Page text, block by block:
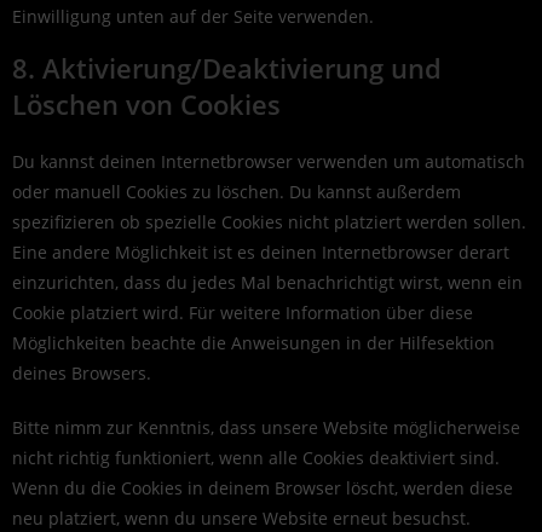
Einwilligung unten auf der Seite verwenden.
8. Aktivierung/Deaktivierung und
Löschen von Cookies
Du kannst deinen Internetbrowser verwenden um automatisch
oder manuell Cookies zu löschen. Du kannst außerdem
spezifizieren ob spezielle Cookies nicht platziert werden sollen.
Eine andere Möglichkeit ist es deinen Internetbrowser derart
einzurichten, dass du jedes Mal benachrichtigt wirst, wenn ein
Cookie platziert wird. Für weitere Information über diese
Möglichkeiten beachte die Anweisungen in der Hilfesektion
deines Browsers.
Bitte nimm zur Kenntnis, dass unsere Website möglicherweise
nicht richtig funktioniert, wenn alle Cookies deaktiviert sind.
Wenn du die Cookies in deinem Browser löscht, werden diese
neu platziert, wenn du unsere Website erneut besuchst.